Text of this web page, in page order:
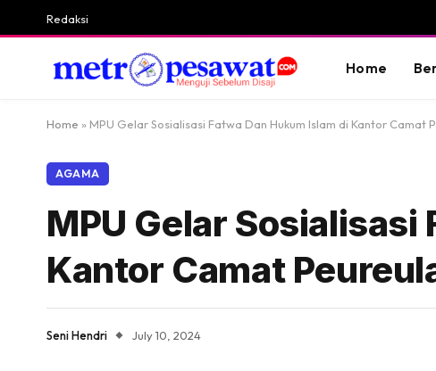
Redaksi
Home
Home » MPU Gelar Sosialisasi Fatwa Dan Hukum Islam di Kantor Camat
AGAMA
MPU Gelar Sosialisasi
Kantor Camat
Seni Hendri July 10, 2024